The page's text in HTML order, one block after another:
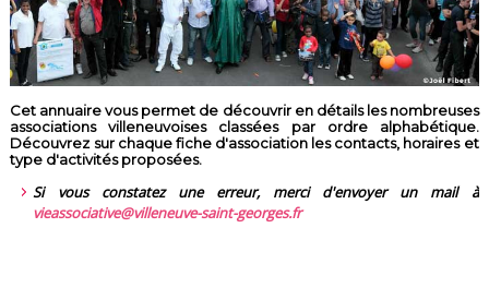
Cet annuaire vous permet de découvrir en détails les nombreuses
associations villeneuvoises classées par ordre alphabétique.
Découvrez sur chaque fiche d'association les contacts, horaires et
type d'activités proposées.
Si vous constatez une erreur, merci d'envoyer un mail à
vieassociative@villeneuve-saint-georges.fr